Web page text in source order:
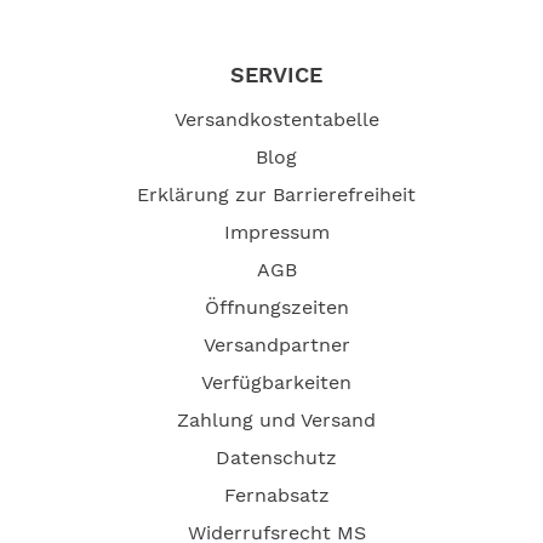
SERVICE
Versandkostentabelle
Blog
Erklärung zur Barrierefreiheit
Impressum
AGB
Öffnungszeiten
Versandpartner
Verfügbarkeiten
Zahlung und Versand
Datenschutz
Fernabsatz
Widerrufsrecht MS